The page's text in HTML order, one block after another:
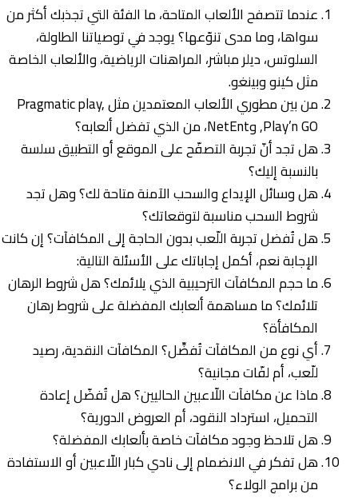
عندما تتصفح الألعاب المتاحة، ما الفئة التي تجذبك أكثر من
سواها، وما مدى تنوّعها؟ يوجد في توصياتنا الطاولة،
السلوتس، ديلر مباشر، المراهنات الرياضية، والألعاب الخاصة
مثل كينو وبينغو.
من بين مطوري الألعاب المعتمدين مثل Pragmatic play,
Play’n GO, وNetEnt، من الذي تفضل ألعابه؟
هل تجد أنّ تجربة التصفّح على الموقع أو التطبيق سلسة
بالنسبة إليك؟
هل وسائل الإيداع والسحب الآمنة متاحة لك؟ وهل تجد
شروط السحب مناسبة لتوقعاتك؟
هل تُفضل تجربة اللّعب بدون الحاجة إلى المكافآت؟ إن كانت
الإجابة نعم، أكمل إجاباتك على الأسئلة التالية:
ما حجم المكافآت الترحيبية الذي يلائمك؟ هل شروط الرهان
تلائمك؟ ما مساهمة ألعابك المفضلة على شروط رهان
المكافأة؟
أي نوع من المكافآت تُفضِّل؟ المكافآت النقدية، رصيد
للّعب، أم لفّات مجانية؟
ماذا عن مكافآت اللّاعبين الحاليين؟ هل تُفضّل إعادة
التحميل، استرداد النقود، أم العروض الدورية؟
هل تلاحظ وجود مكافآت خاصة بألعابك المفضلة؟
هل تفكر في الانضمام إلى نادي كبار اللّاعبين أو الاستفادة
من برامج الولاء؟